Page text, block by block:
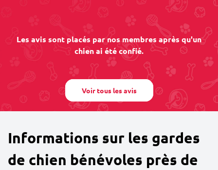
Les avis sont placés par nos membres après qu'un
chien ai été confié.
Voir tous les avis
Informations sur les gardes
de chien bénévoles près de